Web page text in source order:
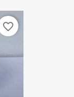
favorite_border